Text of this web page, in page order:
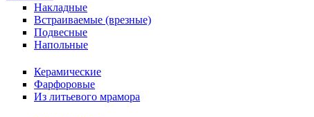
Накладные
Встраиваемые (врезные)
Подвесные
Напольные
Керамические
Фарфоровые
Из литьевого мрамора